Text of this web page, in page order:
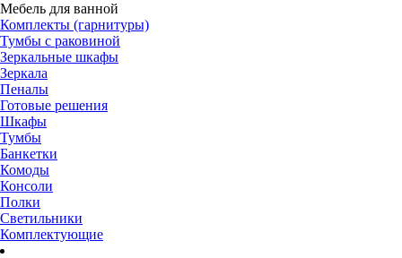
Мебель для ванной
Комплекты (гарнитуры)
Тумбы с раковиной
Зеркальные шкафы
Зеркала
Пеналы
Готовые решения
Шкафы
Тумбы
Банкетки
Комоды
Консоли
Полки
Светильники
Комплектующие